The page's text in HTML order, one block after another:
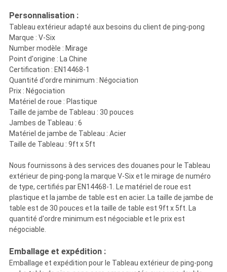
Personnalisation :
Tableau extérieur adapté aux besoins du client de ping-pong
Marque : V-Six
Number modèle : Mirage
Point d'origine : La Chine
Certification : EN14468-1
Quantité d'ordre minimum : Négociation
Prix : Négociation
Matériel de roue : Plastique
Taille de jambe de Tableau : 30 pouces
Jambes de Tableau : 6
Matériel de jambe de Tableau : Acier
Taille de Tableau : 9ft x 5ft
Nous fournissons à des services des douanes pour le Tableau
extérieur de ping-pong la marque V-Six et le mirage de numéro
de type, certifiés par EN14468-1. Le matériel de roue est
plastique et la jambe de table est en acier. La taille de jambe de
table est de 30 pouces et la taille de table est 9ft x 5ft. La
quantité d'ordre minimum est négociable et le prix est
négociable.
Emballage et expédition :
Emballage et expédition pour le Tableau extérieur de ping-pong